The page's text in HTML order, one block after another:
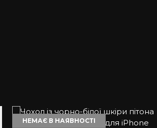
НЕМАЄ В НАЯВНОСТІ